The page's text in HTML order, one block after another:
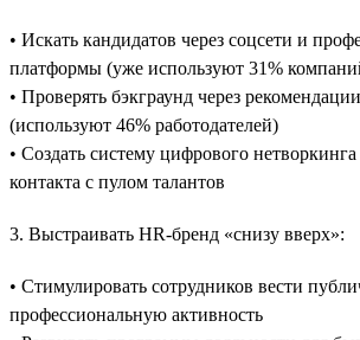
• Искать кандидатов через соцсети и
платформы (уже используют 31%
• Проверять бэкграунд через
(используют 46% работодателей)
• Создать систему цифрового
контакта с пулом талантов
3. Выстраивать HR-бренд «снизу вверх»:
• Стимулировать сотрудников вести
профессиональную активность